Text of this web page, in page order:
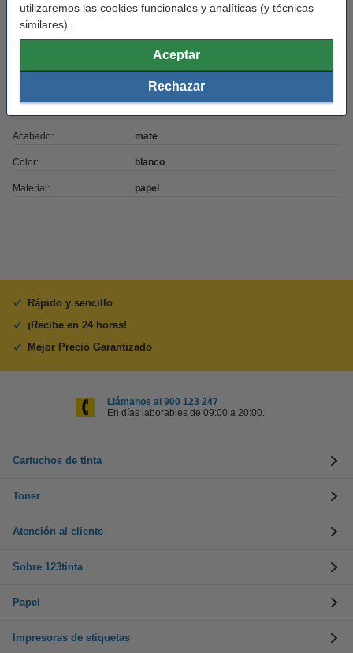
utilizaremos las cookies funcionales y analíticas (y técnicas
similares).
Aceptar
Rechazar
etiquetas de envío
Adhesivo
Acabado: mate
Color: blanco
Material: papel
Rápido y sencillo
¡Recibe en 24 horas!
Mejor Precio Garantizado
Llámanos al 900 123 247
En días laborables de 09:00 a 20:00.
Cartuchos de tinta
Toner
Atención al cliente
Sobre 123tinta
Papel
Impresoras de etiquetas